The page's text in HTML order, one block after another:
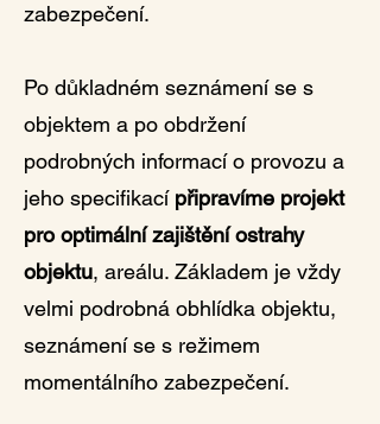
zabezpečení.
Po důkladném seznámení se s
objektem a po obdržení
podrobných informací o provozu a
jeho specifikací připravíme projekt
pro optimální zajištění ostrahy
objektu, areálu. Základem je vždy
velmi podrobná obhlídka objektu,
seznámení se s režimem
momentálního zabezpečení.